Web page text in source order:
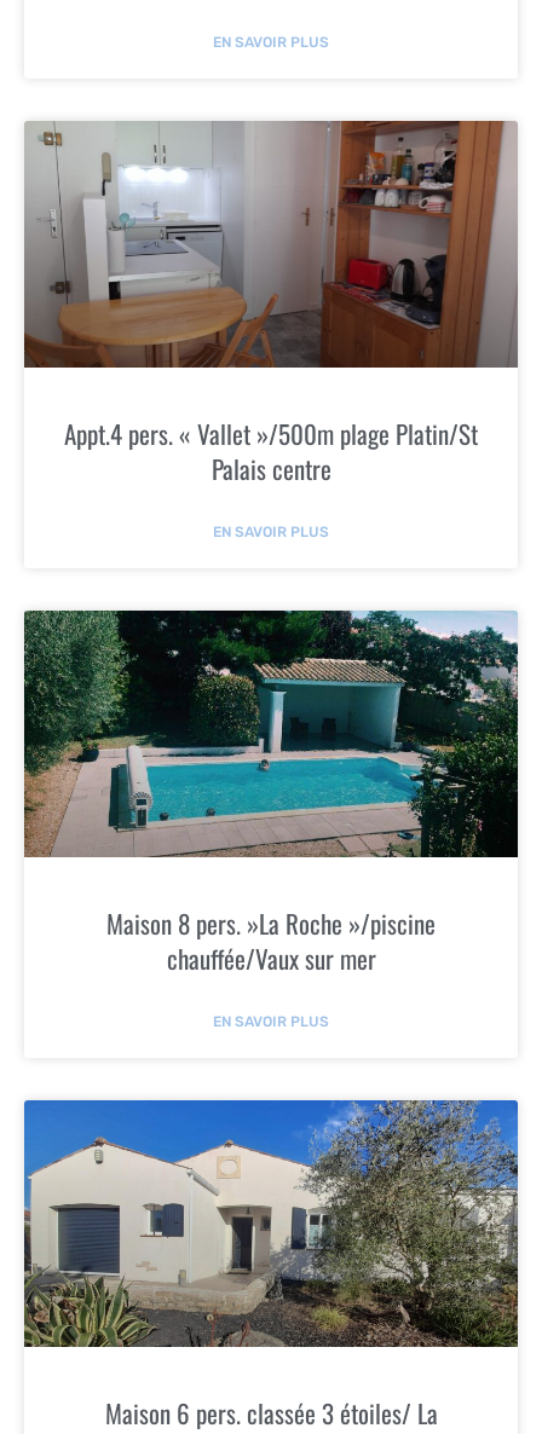
EN SAVOIR PLUS
Appt.4 pers. « Vallet »/500m plage Platin/St
Palais centre
EN SAVOIR PLUS
Maison 8 pers. »La Roche »/piscine
chauffée/Vaux sur mer
EN SAVOIR PLUS
Maison 6 pers. classée 3 étoiles/ La